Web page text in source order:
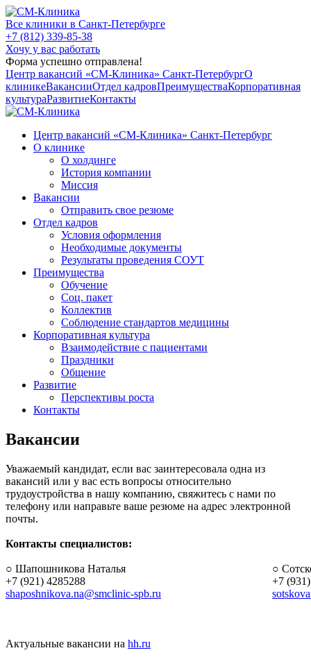
Все клиники в Санкт-Петербурге
+7 (812) 339-85-38
Хочу у вас работать
Форма успешно отправлена!
Центр вакансий «СМ‑Клиника» Санкт-ПетербургО
клиникеВакансииОтдел кадровПреимуществаКорпоративная
культураРазвитиеКонтакты
Центр вакансий «СМ‑Клиника» Санкт-Петербург
О клинике
О холдинге
История компании
Миссия
Вакансии
Отправить свое резюме
Отдел кадров
Условия оформления
Необходимые документы
Результаты проведения СОУТ
Преимущества
Обучение
Соц. пакет
Коллектив
Соблюдение стандартов медицины
Корпоративная культура
Взаимодействие с пациентами
Праздники
Общение
Развитие
Перспективы роста
Контакты
Вакансии
Уважаемый кандидат, если вас заинтересовала одна из
вакансий или у вас есть вопросы относительно
трудоустройства в нашу компанию, свяжитесь с нами по
телефону или направьте ваше резюме на адрес электронной
почты.
Контакты специалистов:
○ Шапошникова Наталья
+7 (921) 4285288
shaposhnikova.na@smclinic-spb.ru
○
+7
Актуальные вакансии на hh.ru